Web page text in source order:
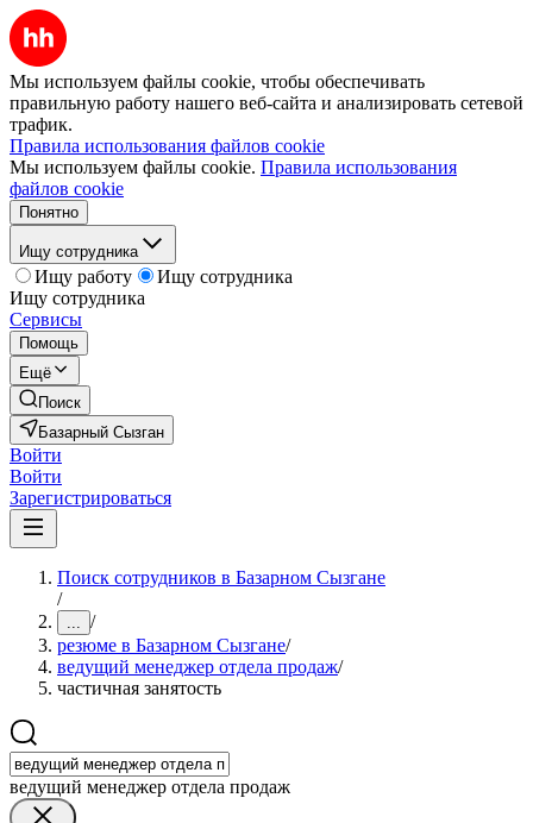
Мы используем файлы cookie, чтобы обеспечивать
правильную работу нашего веб-сайта и анализировать сетевой
трафик.
Правила использования файлов cookie
Мы используем файлы cookie. Правила использования
файлов cookie
Понятно
Ищу сотрудника
Ищу работу
Ищу сотрудника
Ищу сотрудника
Сервисы
Помощь
Ещё
Поиск
Базарный Сызган
Войти
Войти
Зарегистрироваться
Поиск сотрудников в Базарном Сызгане
/
... /
резюме в Базарном Сызгане/
ведущий менеджер отдела продаж/
частичная занятость
ведущий менеджер отдела продаж